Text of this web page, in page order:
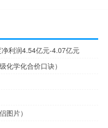
利润4.54亿元-4.07亿元
化学化合价口诀）
图片）